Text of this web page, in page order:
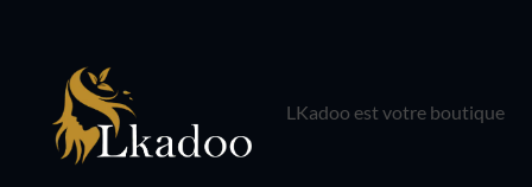
LKadoo est votre boutique